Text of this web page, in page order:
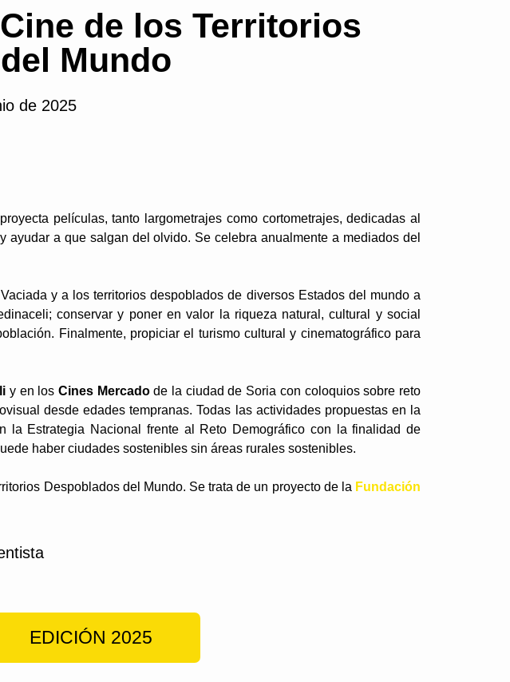
de los Territorios
Mundo
de 2025
proyecta películas, tanto largometrajes como cortometrajes, dedicadas al
a que salgan del olvido. Se celebra anualmente a mediados del
y a los territorios despoblados de diversos Estados del mundo a
conservar y poner en valor la riqueza natural, cultural y social
Finalmente, propiciar el turismo cultural y cinematográfico para
y en los Cines Mercadode la ciudad de Soria con coloquios sobre reto
desde edades tempranas. Todas las actividades propuestas en la
la Estrategia Nacional frente al Reto Demográfico con la finalidad de
haber ciudades sostenibles sin áreas rurales sostenibles.
Despoblados del Mundo. Se trata de un proyecto de la Fundación
EDICIÓN 2025